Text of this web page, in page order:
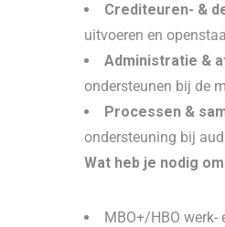
Crediteuren- &
uitvoeren en
Administratie &
ondersteunen bij de
Processen &
ondersteuning bij
Wat heb je nodig
MBO+/HBO